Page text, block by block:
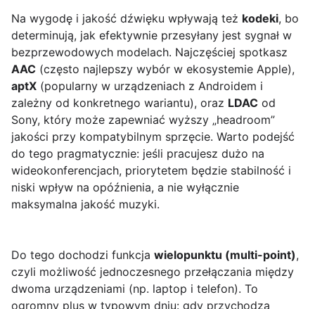
Na wygodę i jakość dźwięku wpływają też kodeki, bo
determinują, jak efektywnie przesyłany jest sygnał w
bezprzewodowych modelach. Najczęściej spotkasz
AAC (często najlepszy wybór w ekosystemie Apple),
aptX (popularny w urządzeniach z Androidem i
zależny od konkretnego wariantu), oraz LDAC od
Sony, który może zapewniać wyższy „headroom”
jakości przy kompatybilnym sprzęcie. Warto podejść
do tego pragmatycznie: jeśli pracujesz dużo na
wideokonferencjach, priorytetem będzie stabilność i
niski wpływ na opóźnienia, a nie wyłącznie
maksymalna jakość muzyki.
Do tego dochodzi funkcja wielopunktu (multi-point),
czyli możliwość jednoczesnego przełączania między
dwoma urządzeniami (np. laptop i telefon). To
ogromny plus w typowym dniu: gdy przychodzą